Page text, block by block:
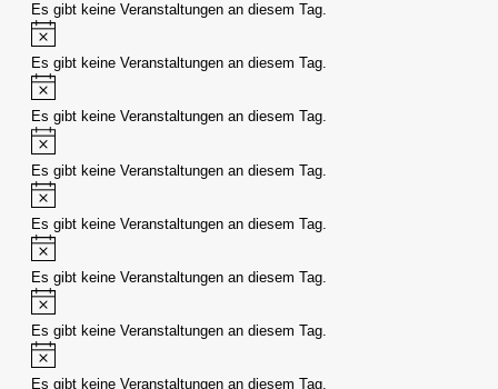
Es gibt keine Veranstaltungen an diesem Tag.
Hinweis
Es gibt keine Veranstaltungen an diesem Tag.
Hinweis
Es gibt keine Veranstaltungen an diesem Tag.
Hinweis
Es gibt keine Veranstaltungen an diesem Tag.
Hinweis
Es gibt keine Veranstaltungen an diesem Tag.
Hinweis
Es gibt keine Veranstaltungen an diesem Tag.
Hinweis
Es gibt keine Veranstaltungen an diesem Tag.
Hinweis
Es gibt keine Veranstaltungen an diesem Tag.